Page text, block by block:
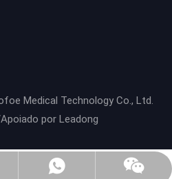
84150099
Medical Technology Co., Ltd.
por Leadong